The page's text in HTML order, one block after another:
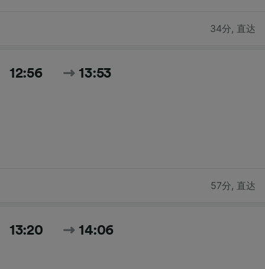
34分, 直达
12:56 13:53
57分, 直达
13:20 14:06